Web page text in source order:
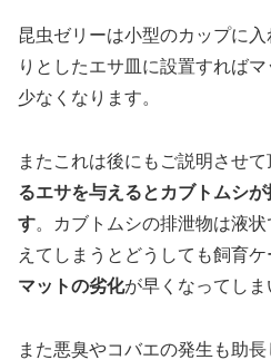
昆虫ゼリーは小型のカップに
りとしたエサ皿に設置すれば
少なくなります。
またこれは後にもご説明させて
るエサを与えるとカブトムシ
す。カブトムシの排泄物は液
えてしまうとどうしても飼育ケ
マットの劣化が早くなってしま
また悪臭やコバエの発生も助長